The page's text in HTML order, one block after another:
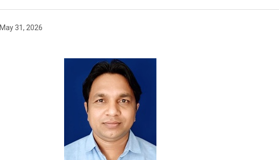
May 31, 2026